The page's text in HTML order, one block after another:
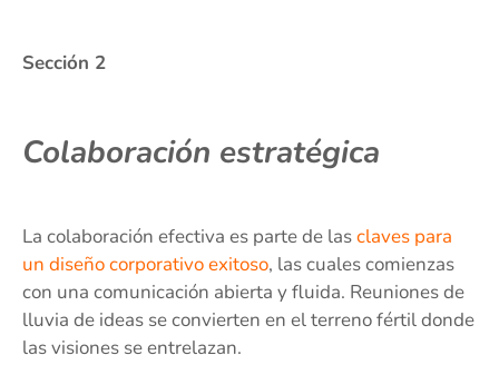
Sección 2
Colaboración estratégica
La colaboración efectiva es parte de lasclaves para
un diseño corporativo exitoso, las cuales comienzas
con una comunicación abierta y fluida. Reuniones de
lluvia de ideas se convierten en el terreno fértil donde
las visiones se entrelazan.